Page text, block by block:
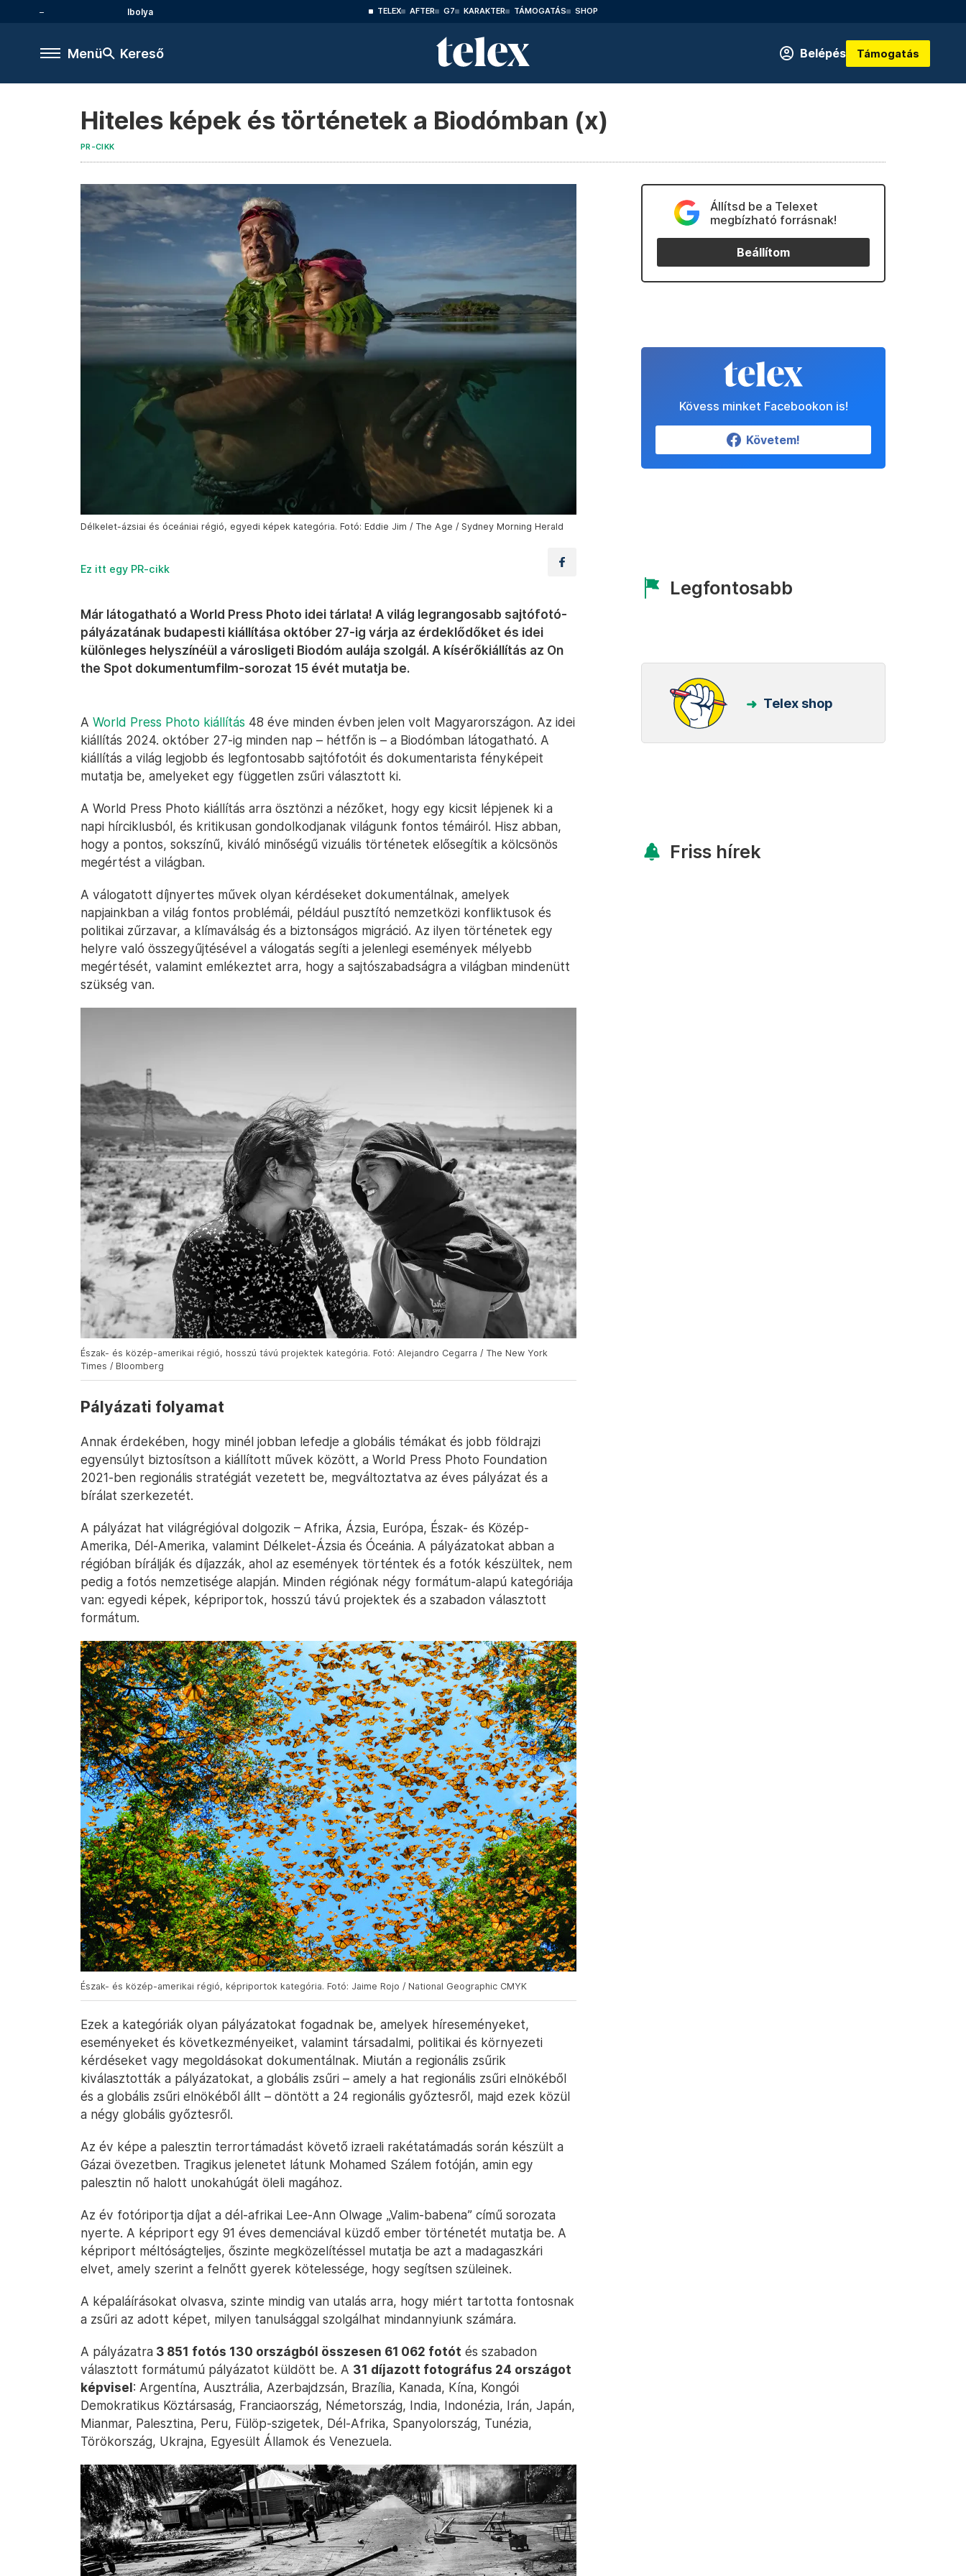
Ibolya TELEX AFTER G7 KARAKTER TÁMOGATÁS SHOP
Menü Kereső Belépés Támogatás
Hiteles képek és történetek a Biodómban (x)
PR-CIKK
Délkelet-ázsiai és óceániai régió, egyedi képek kategória. Fotó: Eddie Jim / The Age / Sydney Morning Herald
Ez itt egy PR-cikk
Már látogatható a World Press Photo idei tárlata! A világ legrangosabb sajtófotó-
pályázatának budapesti kiállítása október 27-ig várja az érdeklődőket és idei
különleges helyszínéül a városligeti Biodóm aulája szolgál. A kísérőkiállítás az On
the Spot dokumentumfilm-sorozat 15 évét mutatja be.
A World Press Photo kiállítás 48 éve minden évben jelen volt Magyarországon. Az idei
kiállítás 2024. október 27-ig minden nap – hétfőn is – a Biodómban látogatható. A
kiállítás a világ legjobb és legfontosabb sajtófotóit és dokumentarista fényképeit
mutatja be, amelyeket egy független zsűri választott ki.
A World Press Photo kiállítás arra ösztönzi a nézőket, hogy egy kicsit lépjenek ki a
napi hírciklusból, és kritikusan gondolkodjanak világunk fontos témáiról. Hisz abban,
hogy a pontos, sokszínű, kiváló minőségű vizuális történetek elősegítik a kölcsönös
megértést a világban.
A válogatott díjnyertes művek olyan kérdéseket dokumentálnak, amelyek
napjainkban a világ fontos problémái, például pusztító nemzetközi konfliktusok és
politikai zűrzavar, a klímaválság és a biztonságos migráció. Az ilyen történetek egy
helyre való összegyűjtésével a válogatás segíti a jelenlegi események mélyebb
megértését, valamint emlékeztet arra, hogy a sajtószabadságra a világban mindenütt
szükség van.
Észak- és közép-amerikai régió, hosszú távú projektek kategória. Fotó: Alejandro Cegarra / The New York
Times / Bloomberg
Pályázati folyamat
Annak érdekében, hogy minél jobban lefedje a globális témákat és jobb földrajzi
egyensúlyt biztosítson a kiállított művek között, a World Press Photo Foundation
2021-ben regionális stratégiát vezetett be, megváltoztatva az éves pályázat és a
bírálat szerkezetét.
A pályázat hat világrégióval dolgozik – Afrika, Ázsia, Európa, Észak- és Közép-
Amerika, Dél-Amerika, valamint Délkelet-Ázsia és Óceánia. A pályázatokat abban a
régióban bírálják és díjazzák, ahol az események történtek és a fotók készültek, nem
pedig a fotós nemzetisége alapján. Minden régiónak négy formátum-alapú kategóriája
van: egyedi képek, képriportok, hosszú távú projektek és a szabadon választott
formátum.
Észak- és közép-amerikai régió, képriportok kategória. Fotó: Jaime Rojo / National Geographic CMYK
Ezek a kategóriák olyan pályázatokat fogadnak be, amelyek híreseményeket,
eseményeket és következményeiket, valamint társadalmi, politikai és környezeti
kérdéseket vagy megoldásokat dokumentálnak. Miután a regionális zsűrik
kiválasztották a pályázatokat, a globális zsűri – amely a hat regionális zsűri elnökéből
és a globális zsűri elnökéből állt – döntött a 24 regionális győztesről, majd ezek közül
a négy globális győztesről.
Az év képe a palesztin terrortámadást követő izraeli rakétatámadás során készült a
Gázai övezetben. Tragikus jelenetet látunk Mohamed Szálem fotóján, amin egy
palesztin nő halott unokahúgát öleli magához.
Az év fotóriportja díjat a dél-afrikai Lee-Ann Olwage „Valim-babena” című sorozata
nyerte. A képriport egy 91 éves demenciával küzdő ember történetét mutatja be. A
képriport méltóságteljes, őszinte megközelítéssel mutatja be azt a madagaszkári
elvet, amely szerint a felnőtt gyerek kötelessége, hogy segítsen szüleinek.
A képaláírásokat olvasva, szinte mindig van utalás arra, hogy miért tartotta fontosnak
a zsűri az adott képet, milyen tanulsággal szolgálhat mindannyiunk számára.
A pályázatra 3 851 fotós 130 országból összesen 61 062 fotót és szabadon
választott formátumú pályázatot küldött be. A 31 díjazott fotográfus 24 országot
képvisel: Argentína, Ausztrália, Azerbajdzsán, Brazília, Kanada, Kína, Kongói
Demokratikus Köztársaság, Franciaország, Németország, India, Indonézia, Irán, Japán,
Mianmar, Palesztina, Peru, Fülöp-szigetek, Dél-Afrika, Spanyolország, Tunézia,
Törökország, Ukrajna, Egyesült Államok és Venezuela.
Állítsd be a Telexet
megbízható forrásnak!
Beállítom
Kövess minket Facebookon is!
Követem!
Legfontosabb
Telex shop
Friss hírek